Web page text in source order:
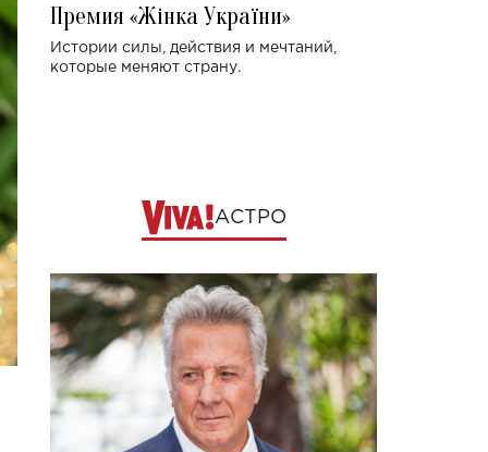
Премия «Жінка України»
Истории силы, действия и мечтаний,
которые меняют страну.
АСТРО